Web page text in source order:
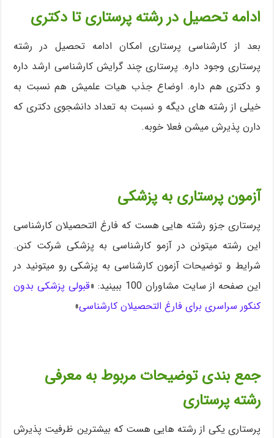
ادامه تحصیل در رشته پرستاری تا دکتری
بعد از کارشناسی پرستاری امکان ادامه تحصیل در رشته
پرستاری وجود داره. پرستاری چند گرایش کارشناسی ارشد داره
و دکتری هم داره. اوضاع جذب هیات علمیش هم نسبت به
خیلی از رشته های دیگه و نسبت به تعداد دانشجوی دکتری که
دارن پذیرش میشن فعلا خوبه.
آزمون پرستاری به پزشکی
پرستاری جزو رشته هایی هست که فارغ التحصیلان کارشناسی
این رشته میتونن در آزمو کارشناسی به پزشکی شرکت کنن.
شرایط و توضیحات آزمون کارشناسی به پزشکی رو میتونید در
این صفحه از سایت مشاوران 100 ببینید: «
قبولی پزشکی بدون
کنکور سراسری برای فارغ التحصیلان کارشناسی»
جمع بندی توضیحات مربوط به معرفی
رشته پرستاری
پرستاری یکی از رشته هایی هست که بیشترین ظرفیت پذیرش